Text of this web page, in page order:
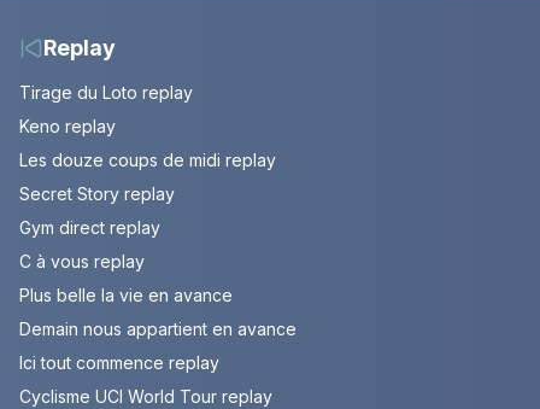
Replay
Tirage du Loto replay
Keno replay
Les douze coups de midi replay
Secret Story replay
Gym direct replay
C à vous replay
Plus belle la vie en avance
Demain nous appartient en avance
Ici tout commence replay
Cyclisme UCI World Tour replay